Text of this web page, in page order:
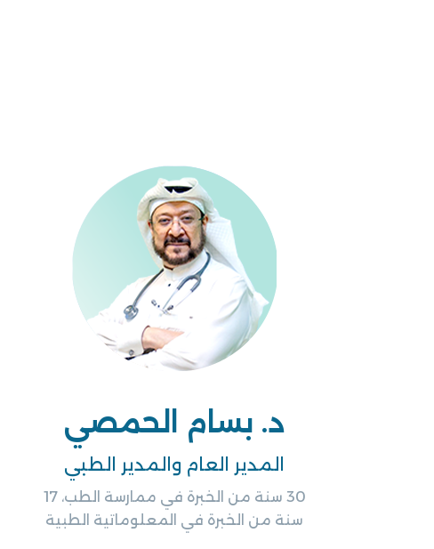
د. بسام الحمصي
المدير العام والمدير الطبي
30 سنة من الخبرة في ممارسة الطب، 17
سنة من الخبرة في المعلوماتية الطبية